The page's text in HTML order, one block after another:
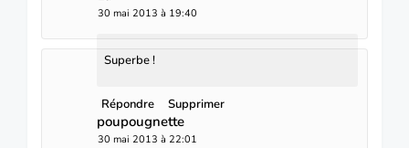
30 mai 2013 à 19:40
Superbe !
Répondre Supprimer
poupougnette
30 mai 2013 à 22:01